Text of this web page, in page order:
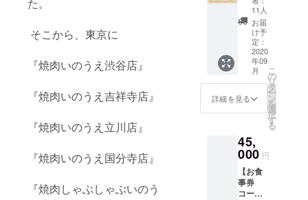
そこから、東京に
『焼肉いのうえ渋谷店』
『焼肉いのうえ吉祥寺店』
『焼肉いのうえ立川店』
『焼肉いのうえ国分寺店』
『焼肉しゃぶしゃぶいのう
分の
『焼肉
いのう
え、焼
肉レス
トラン
ロイン
ズ』全9
店舗で
ご利用
頂ける
券をお
送りい
たしま
す。 コ
ロナ
ウィル
11人
お届
け予
定：
2020
年09
月
詳細を見る
こ
の
リ
タ
ー
ン
を
選
択
す
る
45,
000 円
【お食
事券
コー